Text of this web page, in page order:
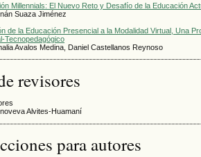
Millennials: El Nuevo Reto y Desafío de la Educación
Suaza Jiménez
de la Educación Presencial a la Modalidad Virtual, Una
Tecnopedagógico
Avalos Medina, Daniel Castellanos Reynoso
revisores
Alvites-Huamaní
para autores